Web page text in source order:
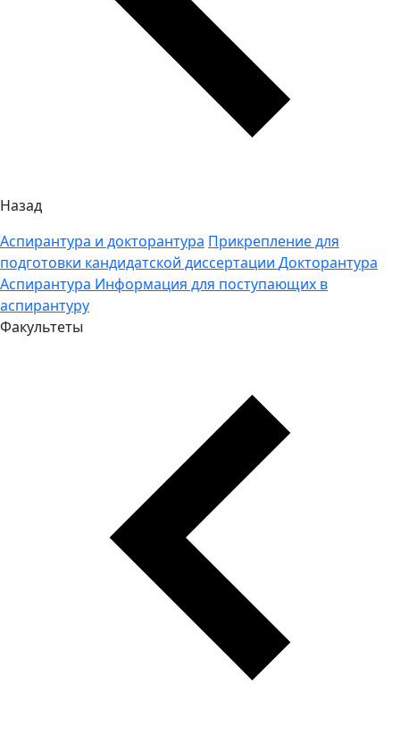
Назад
Аспирантура и докторантура Прикрепление для
подготовки кандидатской диссертации Докторантура
Аспирантура Информация для поступающих в
аспирантуру
Факультеты